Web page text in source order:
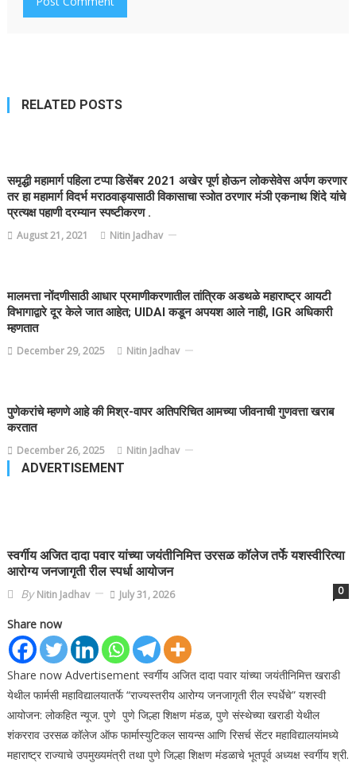
RELATED POSTS
समृद्धी महामार्ग पहिला टप्पा डिसेंबर 2021 अखेर पूर्ण होऊन लोकसेवेस अर्पण करणार
तर हा महामार्ग विदर्भ मराठवाड्यासाठी विकासाचा स्ञोत ठरणार मंञी एकनाथ शिंदे यांचे
प्रत्यक्ष पहाणी दरम्यान स्पष्टीकरण .
August 21, 2021 Nitin Jadhav
मालमत्ता नोंदणीसाठी आधार प्रमाणीकरणातील तांत्रिक अडथळे महाराष्ट्र आयटी
विभागाद्वारे दूर केले जात आहेत; UIDAI कडून अपयश आले नाही, IGR अधिकारी
म्हणतात
December 29, 2025 Nitin Jadhav
पुणेकरांचे म्हणणे आहे की मिश्र-वापर अतिपरिचित आमच्या जीवनाची गुणवत्ता खराब
करतात
December 26, 2025 Nitin Jadhav
ADVERTISEMENT
स्वर्गीय अजित दादा पवार यांच्या जयंतीनिमित्त उरसळ कॉलेज तर्फे यशस्वीरित्या
आरोग्य जनजागृती रील स्पर्धा आयोजन
ByNitin Jadhav July 31, 2026 0
Share now
Share now Advertisement स्वर्गीय अजित दादा पवार यांच्या जयंतीनिमित्त खराडी
येथील फार्मसी महाविद्यालयातर्फे “राज्यस्तरीय आरोग्य जनजागृती रील स्पर्धेचे” यशस्वी
आयोजन: लोकहित न्यूज. पुणे पुणे जिल्हा शिक्षण मंडळ, पुणे संस्थेच्या खराडी येथील
शंकरराव उरसळ कॉलेज ऑफ फार्मास्युटिकल सायन्स आणि रिसर्च सेंटर महाविद्यालयांमध्ये
महाराष्ट्र राज्याचे उपमुख्यमंत्री तथा पुणे जिल्हा शिक्षण मंडळाचे भूतपूर्व अध्यक्ष स्वर्गीय श्री.